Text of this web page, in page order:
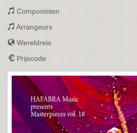
Componisten
Arrangeurs
Wereldreis
Prijscode